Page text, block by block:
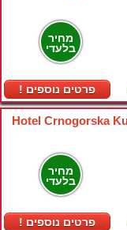
מחיר
בלעדי
! פרטים נוספים
Hotel Crnogorska
מחיר
בלעדי
! פרטים נוספים